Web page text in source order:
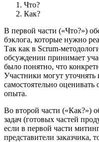
Что?
Как?
В первой части («Что?»)
бэклога, которые нужно
Так как в Scrum-
обсуждении принимает
было понятно, что
Участники могут
самостоятельно
опыта.
Во второй части («Как?»)
задач (готовых частей
если в первой части
представители заказчика,